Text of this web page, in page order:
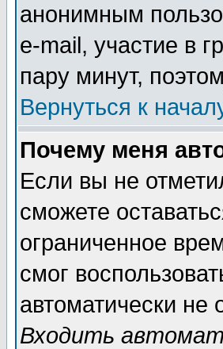
анонимным
e-mail, участие в
пару минут,
Вернуться к
Почему меня
Если вы не
сможете
ограниченное
смог
автоматически
Входить